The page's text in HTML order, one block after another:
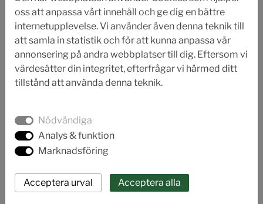
Sitrans P200/P210/P220
oss att anpassa vårt innehåll och ge dig en bättre
internetupplevelse. Vi använder även denna teknik till
att samla in statistik och för att kunna anpassa vår
annonsering på andra webbplatser till dig. Eftersom vi
värdesätter din integritet, efterfrågar vi härmed ditt
tillstånd att använda denna teknik.
Nödvändiga
Analys & funktion
Marknadsföring